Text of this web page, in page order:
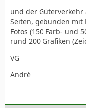
und der Güterverkehr
Seiten, gebunden mit
Fotos (150 Farb- und
rund 200 Grafiken
VG
André